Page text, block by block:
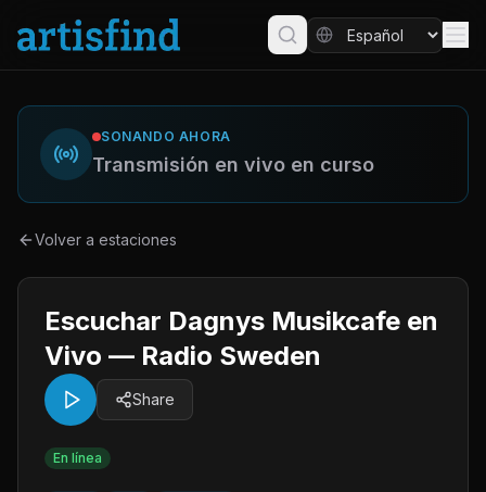
SONANDO AHORA
Transmisión en vivo en curso
Volver a estaciones
Escuchar Dagnys Musikcafe en
Vivo — Radio Sweden
Share
En línea